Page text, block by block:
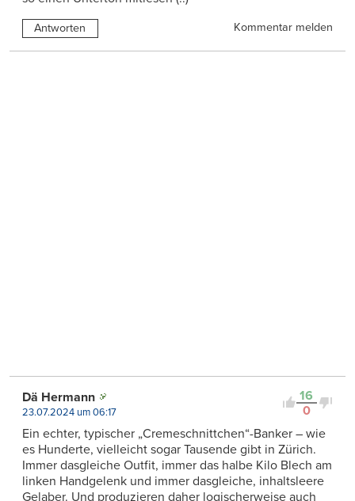
Antworten Kommentar melden
16
0
Dä Hermann
23.07.2024 um 06:17
Ein echter, typischer „Cremeschnittchen“-Banker – wie
es Hunderte, vielleicht sogar Tausende gibt in Zürich.
Immer dasgleiche Outfit, immer das halbe Kilo Blech am
linken Handgelenk und immer dasgleiche, inhaltsleere
Gelaber. Und produzieren daher logischerweise auch